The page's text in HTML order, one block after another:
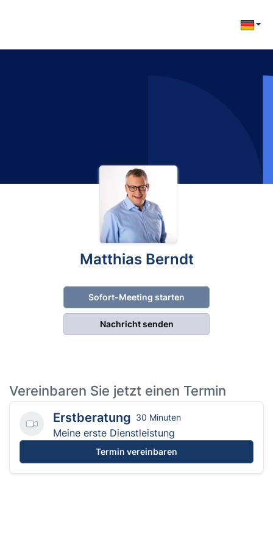
Matthias Berndt
Sofort-Meeting starten
Nachricht senden
Vereinbaren Sie jetzt einen Termin
Erstberatung 30 Minuten
Meine erste Dienstleistung
Termin vereinbaren